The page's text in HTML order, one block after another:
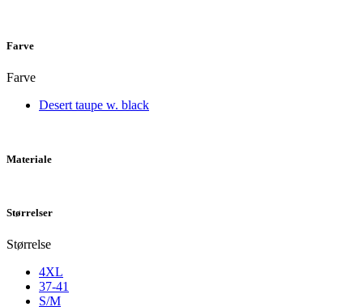
Farve
Farve
Desert taupe w. black
Materiale
Størrelser
Størrelse
4XL
37-41
S/M